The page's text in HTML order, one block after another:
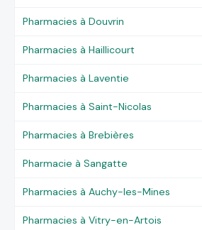
Pharmacies à Douvrin
Pharmacies à Haillicourt
Pharmacies à Laventie
Pharmacies à Saint-Nicolas
Pharmacies à Brebières
Pharmacie à Sangatte
Pharmacies à Auchy-les-Mines
Pharmacies à Vitry-en-Artois